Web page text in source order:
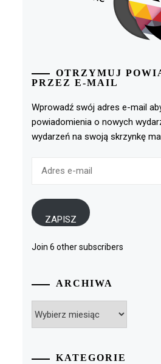
OTRZYMUJ
PRZEZ E-MAIL
Wprowadź swój adres e-mail
powiadomienia o nowych
wydarzeń na swoją skrzynkę
ZAPISZ
Join 6 other subscribers
ARCHIWA
KATEGORIE